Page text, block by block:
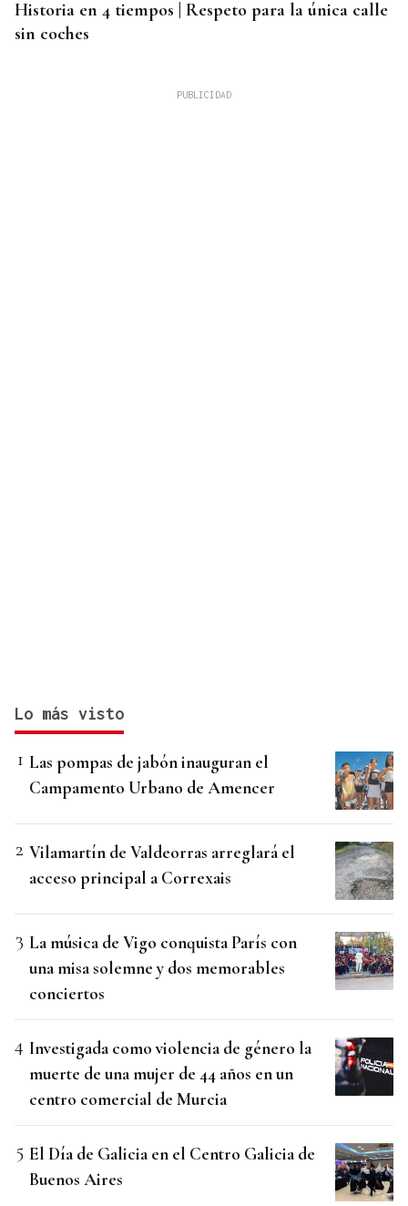
Historia en 4 tiempos | Respeto para la única calle
sin coches
Lo más visto
Las pompas de jabón inauguran el
Campamento Urbano de Amencer
Vilamartín de Valdeorras arreglará el
acceso principal a Correxais
La música de Vigo conquista París con
una misa solemne y dos memorables
conciertos
Investigada como violencia de género la
muerte de una mujer de 44 años en un
centro comercial de Murcia
El Día de Galicia en el Centro Galicia de
Buenos Aires